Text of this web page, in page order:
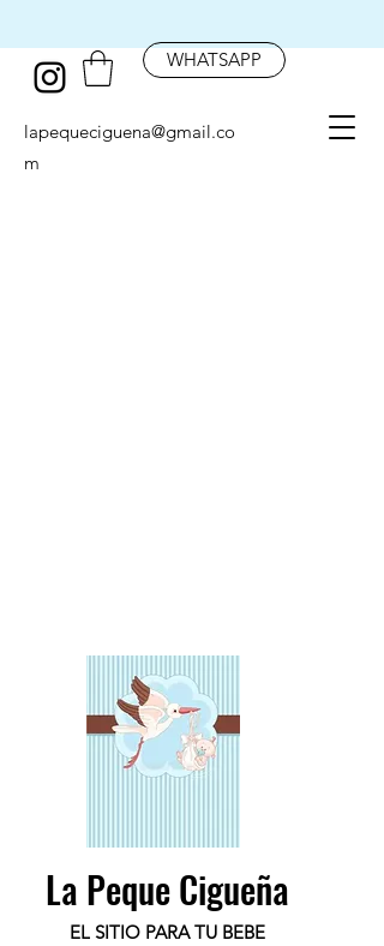
WHATSAPP
lapequeciguena@gmail.co
m
La Peque Cigueña
EL SITIO PARA TU BEBE